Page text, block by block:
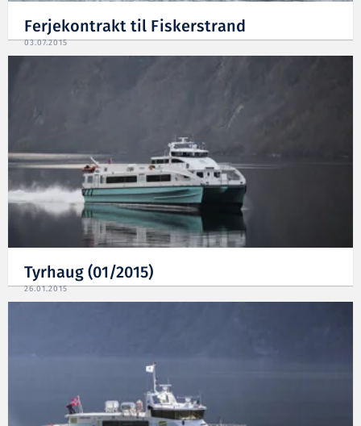
Ferjekontrakt til Fiskerstrand
03.07.2015
Tyrhaug (01/2015)
26.01.2015